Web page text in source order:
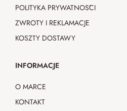
POLITYKA PRYWATNOŚCI
ZWROTY I REKLAMACJE
KOSZTY DOSTAWY
INFORMACJE
O MARCE
KONTAKT